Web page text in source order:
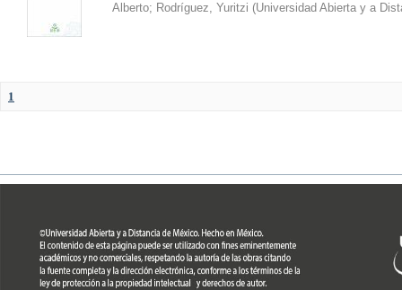
Alberto; Rodríguez, Yuritzi (Universidad Abierta y a
1